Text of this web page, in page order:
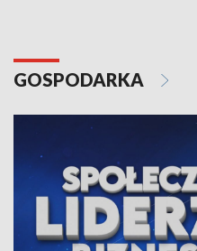
GOSPODARKA